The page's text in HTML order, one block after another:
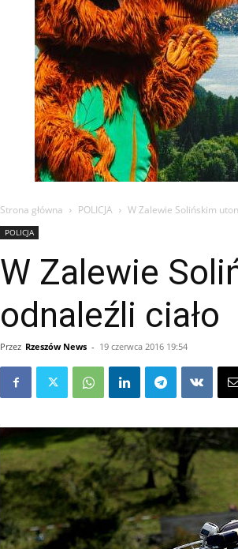
Strona główna POLICJA W Zalewie Solińskim
POLICJA
W Zalewie
odnaleźli ciało
Przez Rzeszów News - 19 czerwca 2016 19:54